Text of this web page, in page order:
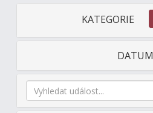
Restaurace a Hotel
KATEGORIE
DATUM